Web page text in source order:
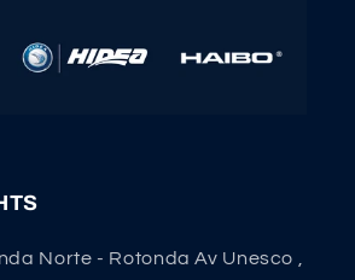
Norte - Rotonda Av Unesco ,